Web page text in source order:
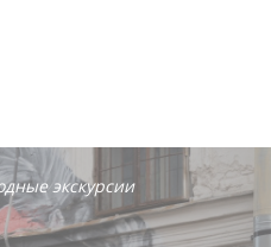
экскурсии